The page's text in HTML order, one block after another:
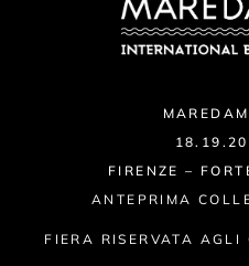
FIRENZE –
ANTEPRIMA
FIERA RISERVATA AGLI